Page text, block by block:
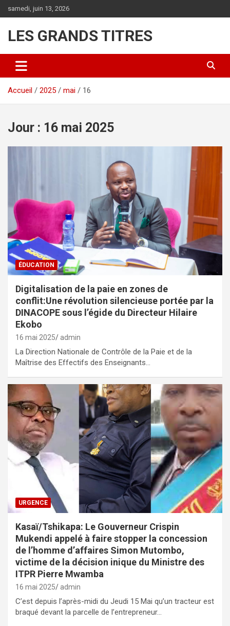
au
samedi, juin 13, 2026
LES GRANDS TITRES
Accueil 2025 mai 16
Jour : 16 mai 2025
ÉDUCATION
Digitalisation de la paie en zones de
conflit:Une révolution silencieuse portée par la
DINACOPE sous l’égide du Directeur Hilaire
Ekobo
16 mai 2025 admin
La Direction Nationale de Contrôle de la Paie et de la
Maîtrise des Effectifs des Enseignants…
URGENCE
Kasaï/Tshikapa: Le Gouverneur Crispin
Mukendi appelé à faire stopper la concession
de l’homme d’affaires Simon Mutombo,
victime de la décision inique du Ministre des
ITPR Pierre Mwamba
16 mai 2025 admin
C’est depuis l’après-midi du Jeudi 15 Mai qu’un tracteur est
braqué devant la parcelle de l’entrepreneur…